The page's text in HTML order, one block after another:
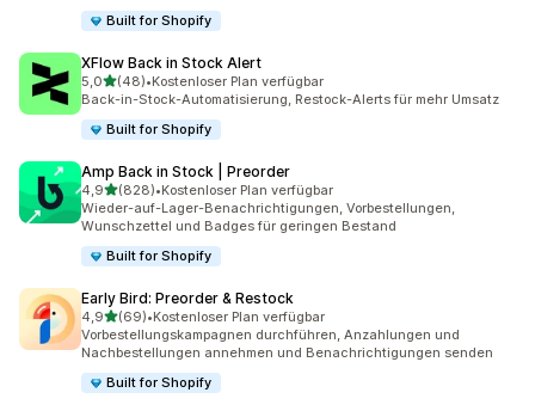
Built for Shopify
XFlow Back in Stock Alert
5,0von 5 Sternen
(48)
48 Rezensionen insgesamt
•Kostenloser Plan verfügbar
Back-in-Stock-Automatisierung, Restock-Alerts für mehr Umsatz
Built for Shopify
Amp Back in Stock | Preorder
4,9von 5 Sternen
(828)
828 Rezensionen insgesamt
•Kostenloser Plan verfügbar
Wieder-auf-Lager-Benachrichtigungen, Vorbestellungen,
Wunschzettel und Badges für geringen Bestand
Built for Shopify
Early Bird: Preorder & Restock
4,9von 5 Sternen
(69)
69 Rezensionen insgesamt
•Kostenloser Plan verfügbar
Vorbestellungskampagnen durchführen, Anzahlungen und
Nachbestellungen annehmen und Benachrichtigungen senden
Built for Shopify